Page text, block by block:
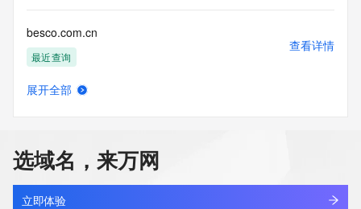
besco.com.cn
最近查询
查看详情
besdys.com
最近查询
查看详情
展开全部
选域名，来万网
立即体验